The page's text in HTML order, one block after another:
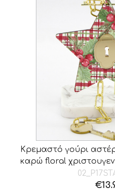
Κρεμαστό γούρι
καρώ floral
€